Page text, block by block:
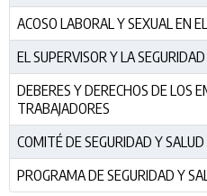
ACOSO LABORAL Y SEXUAL EN
EL SUPERVISOR Y LA
DEBERES Y DERECHOS DE LOS
TRABAJADORES
COMITÉ DE SEGURIDAD Y SALUD
PROGRAMA DE SEGURIDAD Y